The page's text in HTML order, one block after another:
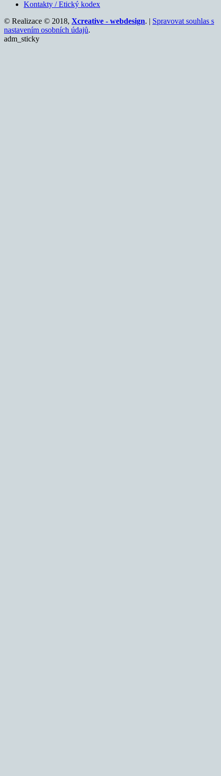
Kontakty / Etický kodex
© Realizace © 2018, Xcreative - webdesign. | Spravovat souhlas s
nastavením osobních údajů.
adm_sticky